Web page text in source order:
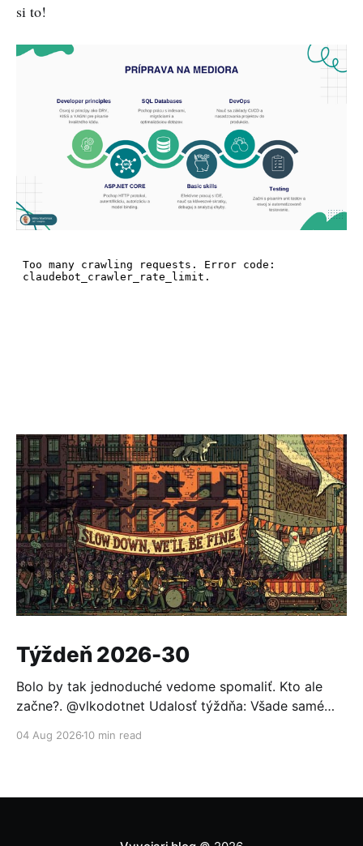
si to!
Týždeň 2026-30
Bolo by tak jednoduché vedome spomaliť. Kto ale
začne?. @vlkodotnet Udalosť týždňa: Všade samé
nabúrala do Hugging Face a ten sa nevedel brániť
04 Aug 2026 10 min read